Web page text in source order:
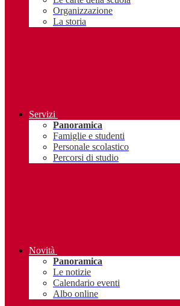
Organizzazione
La storia
Servizi
Panoramica
Famiglie e studenti
Personale scolastico
Percorsi di studio
Novità
Panoramica
Le notizie
Calendario eventi
Albo online